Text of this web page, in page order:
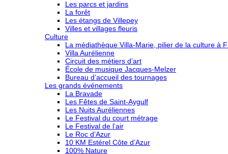
Les parcs et jardins
La forêt
Les étangs de Villepey
Villes et villages fleuris
Culture
La médiathèque Villa-Marie, pilier de la culture à
Villa Aurélienne
Circuit des métiers d’art
École de musique Jacques-Melzer
Bureau d’accueil des tournages
Les grands événements
La Bravade
Les Fêtes de Saint-Aygulf
Les Nuits Auréliennes
Le Festival du court métrage
Le Festival de l’air
Le Roc d’Azur
10 KM Estérel Côte d’Azur
100% Nature